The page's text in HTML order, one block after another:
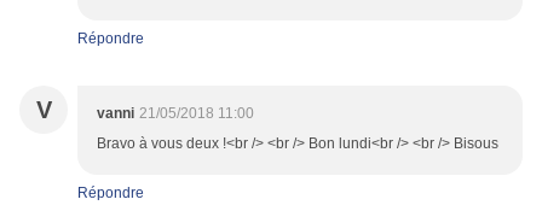
Répondre
V vanni 21/05/2018 11:00
Bravo à vous deux !<br /> <br /> Bon lundi<br /> <br /> Bisous
Répondre